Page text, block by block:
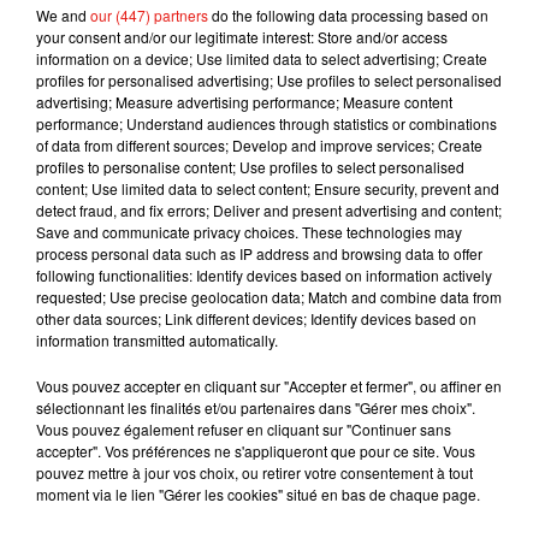
Cet élément est masqué compte-tenu du refus du
dépôt de cookies que vous avez exprimé. Si vous
souhaitez l'afficher, merci de nous donner votre accord
en cliquant sur le bouton ci-dessous.
Afficher l'élément
Musique
7 août 2026
dans son nouveau clip
We and our (447) partnersdo the following data processing based on
your consent and/or our legitimate interest: Store and/or access
information on a device; Use limited data to select advertising; Create
profiles for personalised advertising; Use profiles to select personalised
advertising; Measure advertising performance; Measure content
performance; Understand audiences through statistics or combinations
of data from different sources; Develop and improve services; Create
profiles to personalise content; Use profiles to select personalised
content; Use limited data to select content; Ensure security, prevent and
detect fraud, and fix errors; Deliver and present advertising and content;
Save and communicate privacy choices. These technologies may
process personal data such as IP address and browsing data to offer
following functionalities: Identify devices based on information actively
requested; Use precise geolocation data; Match and combine data from
other data sources; Link different devices; Identify devices based on
information transmitted automatically.
Vous pouvez accepter en cliquant sur "Accepter et fermer", ou affiner en
sélectionnant les finalités et/ou partenaires dans "Gérer mes choix".
Vous pouvez également refuser en cliquant sur "Continuer sans
accepter". Vos préférences ne s'appliqueront que pour ce site. Vous
pouvez mettre à jour vos choix, ou retirer votre consentement à tout
moment via le lien "Gérer les cookies" situé en bas de chaque page.